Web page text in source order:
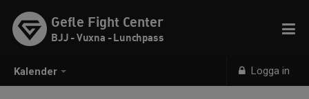
Kalender Logga in
Gefle Fight Center
BJJ - Vuxna - Lunchpass